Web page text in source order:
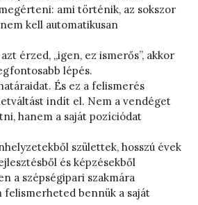
ami történik, az sokszor
kell automatikusan
érzed, „igen, ez ismerős”, akkor
lépés.
És ez a felismerés
indít el. Nem a vendéget
hanem a saját pozíciódat
születtek, hosszú évek
és képzésekből
a szépségipari szakmára
bennük a saját